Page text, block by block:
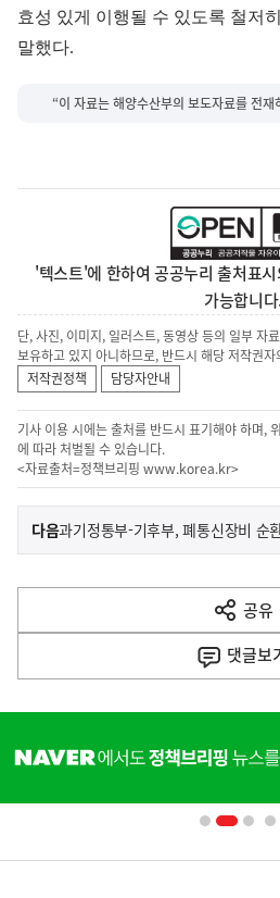
효성 있게 이행될 수 있도록 철저
말했다.
“이 자료는 해양수산부의 보도자료를 전
'텍스트'에 한하여 공공누리 출처표
가능합니
단, 사진, 이미지, 일러스트, 동영상 등의 일부 자
보유하고 있지 아니하므로, 반드시 해당 저작권
저작권정책
담당자안내
기사 이용 시에는 출처를 반드시 표기해야 하며,
에 따라 처벌될 수 있습니다.
<자료출처=정책브리핑 www.korea.kr>
이
전
다
음
다음기
공유
열
기
댓글보
단
영